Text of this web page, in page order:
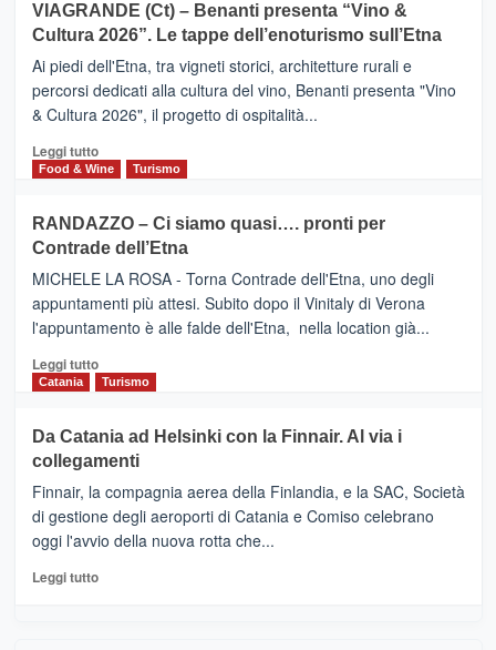
Anche
la
Alcantara
nei
primi
nella
classifica
IL
SAN
DOMENICO
PALACE
TAORMINA,
UN
HOTEL
FOUR
IL
NUOVO
SUMMER
CLUB
VIAGRANDE (Ct) – Benanti presenta “Vino &
Cultura 2026”. Le tappe dell’enoturismo sull’Etna
Ai piedi dell'Etna, tra vigneti storici, architetture rurali e
percorsi dedicati alla cultura del vino, Benanti presenta "Vino
& Cultura 2026", il progetto di ospitalità...
Leggi tuttoLeggi
di
VIAGRANDE
(Ct)
–
Benanti
presenta
“Vino
&
Cultura
tappe
dell’enoturismo
Food & Wine Turismo
RANDAZZO – Ci siamo quasi…. pronti per
Contrade dell’Etna
MICHELE LA ROSA - Torna Contrade dell'Etna, uno degli
appuntamenti più attesi. Subito dopo il Vinitaly di Verona
l'appuntamento è alle falde dell'Etna, nella location già...
Leggi tuttoLeggi
di
RANDAZZO
–
Ci
siamo
quasi….
pronti
per
Catania Turismo
Da Catania ad Helsinki con la Finnair. Al via i
collegamenti
Finnair, la compagnia aerea della Finlandia, e la SAC, Società
di gestione degli aeroporti di Catania e Comiso celebrano
oggi l'avvio della nuova rotta che...
Leggi tuttoLeggi